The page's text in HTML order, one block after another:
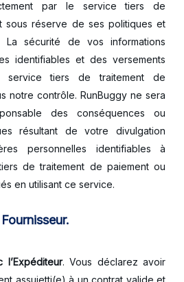
par le service tiers de
sous réserve de ses politiques et
La sécurité de vos informations
identifiables et des versements
service tiers de traitement de
notre contrôle. RunBuggy ne sera
des conséquences ou
résultant de votre divulgation
personnelles identifiables à
de traitement de paiement ou
en utilisant ce service.
l’Expéditeur. Vous déclarez avoir
assujetti(e) à un contrat valide et